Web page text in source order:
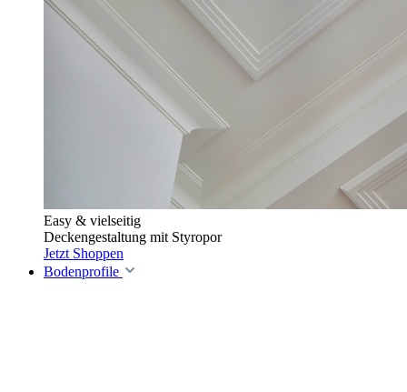
Easy & vielseitig
Deckengestaltung mit Styropor
Jetzt Shoppen
Bodenprofile